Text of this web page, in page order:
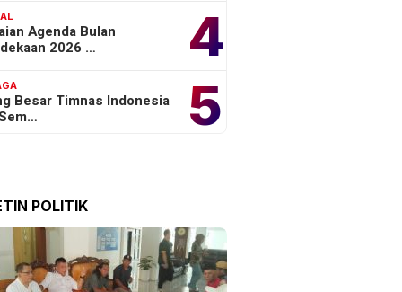
4
Agenda Bulan
2026 …
5
Besar Timnas Indonesia
POLITIK